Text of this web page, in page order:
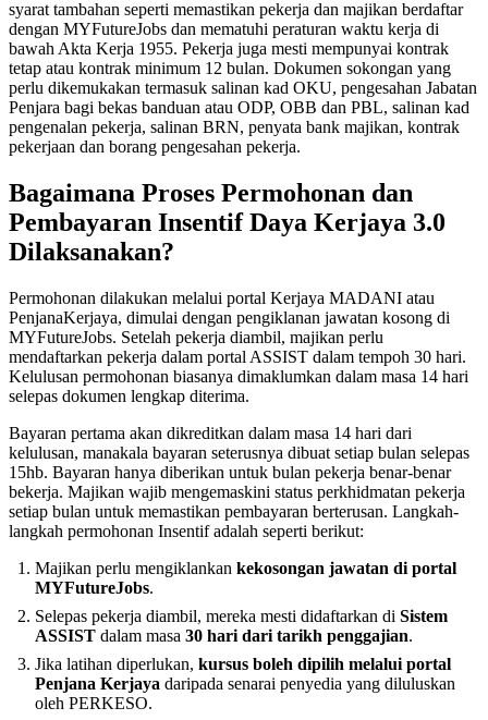
syarat tambahan seperti memastikan pekerja dan majikan berdaftar
dengan MYFutureJobs dan mematuhi peraturan waktu kerja di
bawah Akta Kerja 1955. Pekerja juga mesti mempunyai kontrak
tetap atau kontrak minimum 12 bulan. Dokumen sokongan yang
perlu dikemukakan termasuk salinan kad OKU, pengesahan Jabatan
Penjara bagi bekas banduan atau ODP, OBB dan PBL, salinan kad
pengenalan pekerja, salinan BRN, penyata bank majikan, kontrak
pekerjaan dan borang pengesahan pekerja.
Bagaimana Proses Permohonan dan
Pembayaran Insentif Daya Kerjaya 3.0
Dilaksanakan?
Permohonan dilakukan melalui portal Kerjaya MADANI atau
PenjanaKerjaya, dimulai dengan pengiklanan jawatan kosong di
MYFutureJobs. Setelah pekerja diambil, majikan perlu
mendaftarkan pekerja dalam portal ASSIST dalam tempoh 30 hari.
Kelulusan permohonan biasanya dimaklumkan dalam masa 14 hari
selepas dokumen lengkap diterima.
Bayaran pertama akan dikreditkan dalam masa 14 hari dari
kelulusan, manakala bayaran seterusnya dibuat setiap bulan selepas
15hb. Bayaran hanya diberikan untuk bulan pekerja benar-benar
bekerja. Majikan wajib mengemaskini status perkhidmatan pekerja
setiap bulan untuk memastikan pembayaran berterusan. Langkah-
langkah permohonan Insentif adalah seperti berikut:
Majikan perlu mengiklankan kekosongan jawatan di portal
MYFutureJobs.
Selepas pekerja diambil, mereka mesti didaftarkan di Sistem
ASSIST dalam masa 30 hari dari tarikh penggajian.
Jika latihan diperlukan, kursus boleh dipilih melalui portal
Penjana Kerjaya daripada senarai penyedia yang diluluskan
oleh PERKESO.